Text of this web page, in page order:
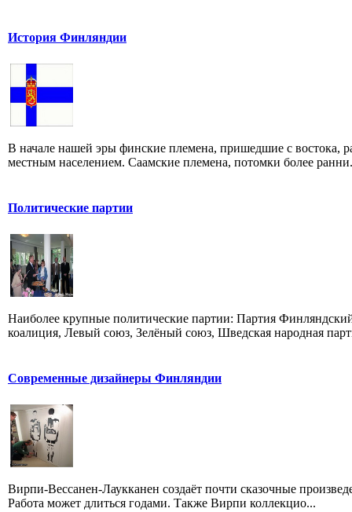
История Финляндии
В начале нашей эры финские племена, пришедшие с
местным населением. Саамские племена, потомки более
Политические партии
Наиболее крупные политические партии: Партия
коалиция, Левый союз, Зелёный союз, Шведская народная
Современные дизайнеры Финляндии
Вирпи-Вессанен-Лаукканен создаёт почти сказочные
Работа может длиться годами. Также Вирпи коллекцио...